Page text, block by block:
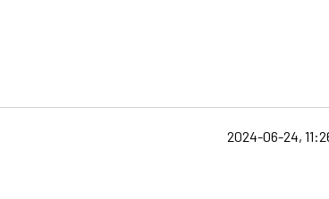
2024-06-24,